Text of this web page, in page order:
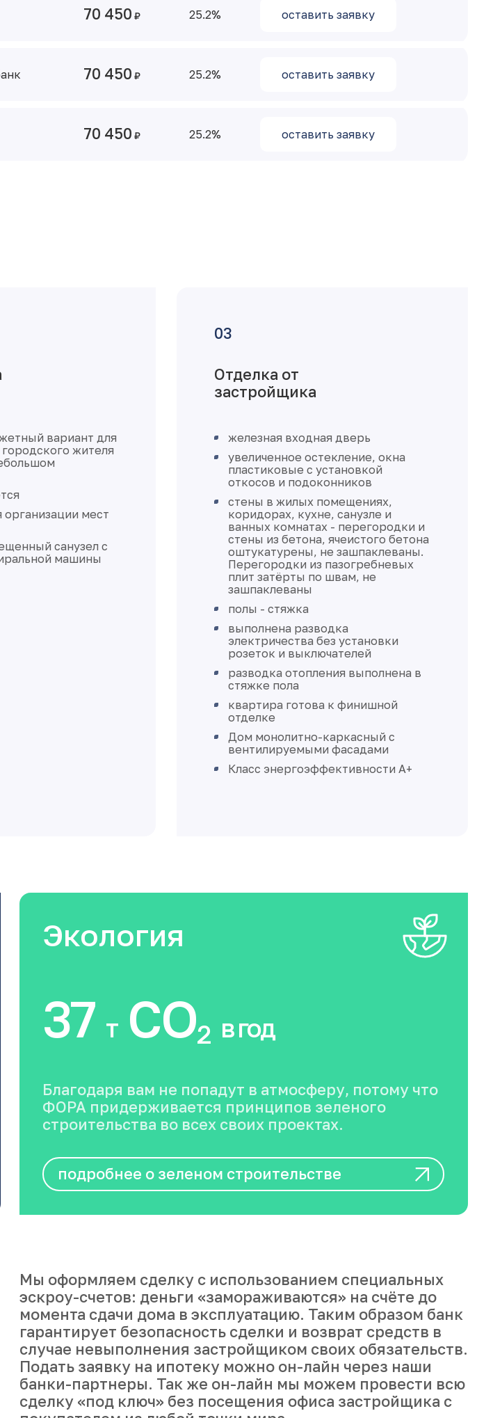
70 450 25.2 оставить заявку
70 450 25.2 оставить заявку
70 450 25.2 оставить заявку
вариант для
жителя
организации мест
санузел с
машины
Отделка от
застройщика
железная входная дверь
увеличенное остекление, окна
пластиковые с установкой
откосов и подоконников
стены в жилых помещениях,
коридорах, кухне, санузле и
ванных комнатах - перегородки и
стены из бетона, ячеистого бетона
оштукатурены, не зашпаклеваны.
Перегородки из пазогребневых
плит затёрты по швам, не
зашпаклеваны
полы - стяжка
выполнена разводка
электричества без установки
розеток и выключателей
разводка отопления выполнена в
стяжке пола
квартира готова к финишной
отделке
Дом монолитно-каркасный с
вентилируемыми фасадами
Класс энергоэффективности А+
Экология
37 тCO2 в год
Благодаря вам не попадут в атмосферу, потому что
ФОРА придерживается принципов зеленого
строительства во всех своих проектах.
подробнее о зеленом строительстве
Мы оформляем сделку с использованием специальных
эскроу-счетов: деньги «замораживаются» на счёте до
момента сдачи дома в эксплуатацию. Таким образом банк
гарантирует безопасность сделки и возврат средств в
случае невыполнения застройщиком своих обязательств.
Подать заявку на ипотеку можно он-лайн через наши
банки-партнеры. Так же он-лайн мы можем провести всю
сделку «под ключ» без посещения офиса застройщика с